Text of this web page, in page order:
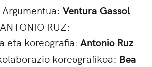
Argumentua: Ventura Gassol
RUZ:
eta koreografia: Antonio Ruz
koreografikoa: Bea